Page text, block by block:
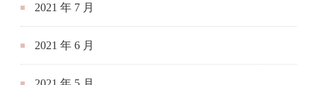
2021 年 7 月
2021 年 6 月